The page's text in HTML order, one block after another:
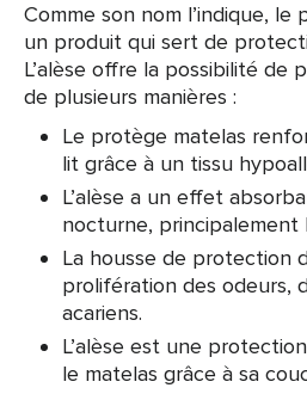
Comme son nom l’indique,
un produit qui sert de
L’alèse offre la possibilité de
de plusieurs manières :
Le protège matelas
lit grâce à un tissu
L’alèse a un effet
nocturne, principalement
La housse de protection
prolifération des odeurs,
acariens.
L’alèse est une
le matelas grâce à sa